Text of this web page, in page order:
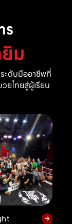
ร
ม
ะดับมืออาชีพที่
ยไทยสู่ผู้เรียน